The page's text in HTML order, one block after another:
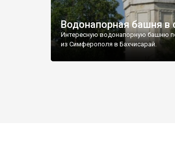
Водонапорная башня в
Интересную водонапорную башню
из Симферополя в Бахчисарай.